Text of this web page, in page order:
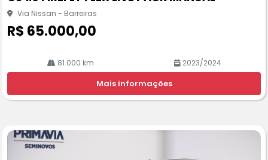
he
Via Nissan - Barreiras
R$ 65.000,00
81.000 km 2023/2024
Mais informações